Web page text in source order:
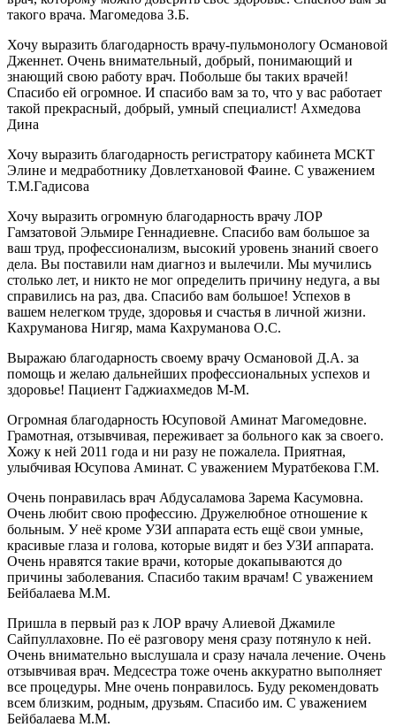
такого врача. Магомедова З.Б.
Хочу выразить благодарность врачу-пульмонологу Османовой
Дженнет. Очень внимательный, добрый, понимающий и
знающий свою работу врач. Побольше бы таких врачей!
Спасибо ей огромное. И спасибо вам за то, что у вас работает
такой прекрасный, добрый, умный специалист! Ахмедова
Дина
Хочу выразить благодарность регистратору кабинета МСКТ
Элине и медработнику Довлетхановой Фаине. С уважением
Т.М.Гадисова
Хочу выразить огромную благодарность врачу ЛОР
Гамзатовой Эльмире Геннадиевне. Спасибо вам большое за
ваш труд, профессионализм, высокий уровень знаний своего
дела. Вы поставили нам диагноз и вылечили. Мы мучились
столько лет, и никто не мог определить причину недуга, а вы
справились на раз, два. Спасибо вам большое! Успехов в
вашем нелегком труде, здоровья и счастья в личной жизни.
Кахруманова Нигяр, мама Кахруманова О.С.
Выражаю благодарность своему врачу Османовой Д.А. за
помощь и желаю дальнейших профессиональных успехов и
здоровье! Пациент Гаджиахмедов М-М.
Огромная благодарность Юсуповой Аминат Магомедовне.
Грамотная, отзывчивая, переживает за больного как за своего.
Хожу к ней 2011 года и ни разу не пожалела. Приятная,
улыбчивая Юсупова Аминат. С уважением Муратбекова Г.М.
Очень понравилась врач Абдусаламова Зарема Касумовна.
Очень любит свою профессию. Дружелюбное отношение к
больным. У неё кроме УЗИ аппарата есть ещё свои умные,
красивые глаза и голова, которые видят и без УЗИ аппарата.
Очень нравятся такие врачи, которые докапываются до
причины заболевания. Спасибо таким врачам! С уважением
Бейбалаева М.М.
Пришла в первый раз к ЛОР врачу Алиевой Джамиле
Сайпуллаховне. По её разговору меня сразу потянуло к ней.
Очень внимательно выслушала и сразу начала лечение. Очень
отзывчивая врач. Медсестра тоже очень аккуратно выполняет
все процедуры. Мне очень понравилось. Буду рекомендовать
всем близким, родным, друзьям. Спасибо им. С уважением
Бейбалаева М.М.